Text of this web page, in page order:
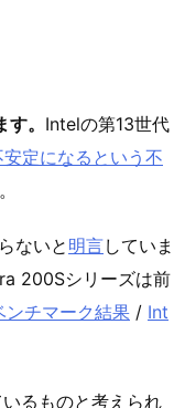
。 Intelの第13世代
定になるという不
ないと 明言していま
200Sシリーズは前
ンチマーク結果 / Int
るものと考えられ